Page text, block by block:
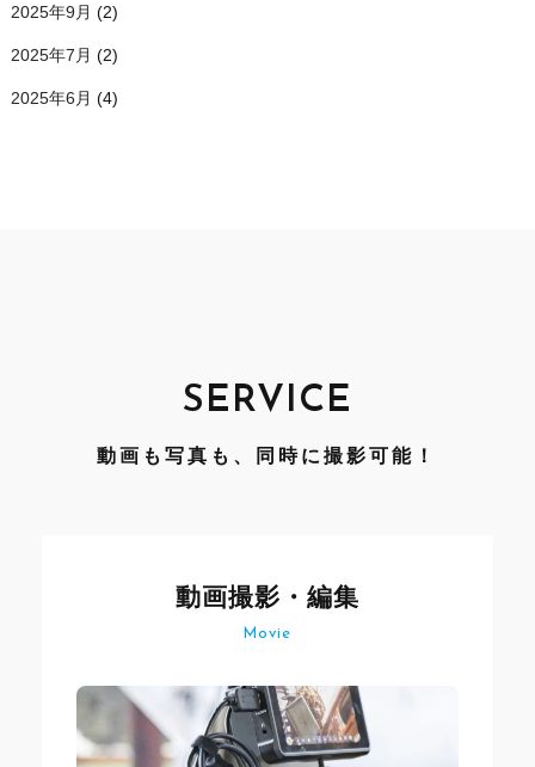
2025年9月 (2)
2025年7月 (2)
2025年6月 (4)
SERVICE
動画も写真も、同時に撮影可能！
動画撮影・編集
Movie